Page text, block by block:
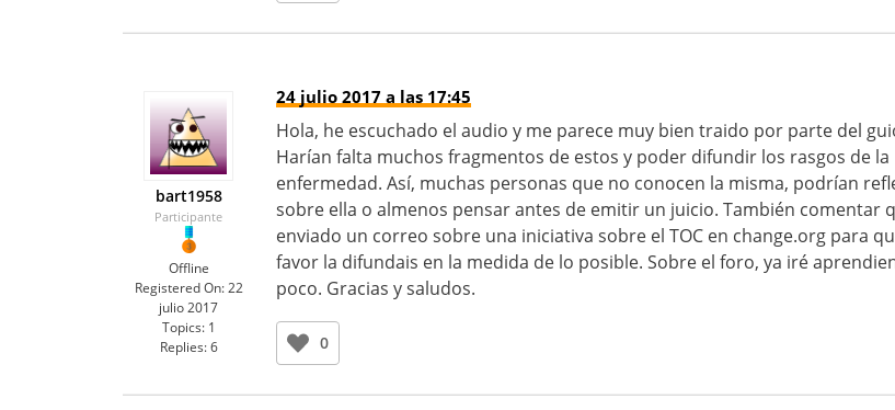
bart1958
Participante
Offline
Registered On: 22
julio 2017
Topics: 1
Replies: 6
24 julio 2017 a las 17:45
Hola, he escuchado el audio y me parece muy bien traido por parte del
Harían falta muchos fragmentos de estos y poder difundir los rasgos de la
enfermedad. Así, muchas personas que no conocen la misma, podrían
sobre ella o almenos pensar antes de emitir un juicio. También comentar
enviado un correo sobre una iniciativa sobre el TOC en change.org para
favor la difundais en la medida de lo posible. Sobre el foro, ya iré
poco. Gracias y saludos.
0